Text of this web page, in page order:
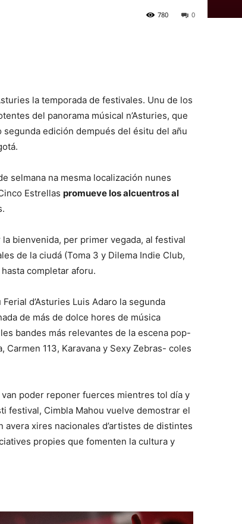
0
780
la temporada de festivales. Unu de los
del panorama músical n’Asturies, que
segunda edición dempués del ésitu del añu
selmana na mesma localización nunes
Estrellas promueve los alcuentros al
bienvenida, per primer vegada, al festival
de la ciudá (Toma 3 y Dilema Indie Club,
completar aforu.
d’Asturies Luis Adaro la segunda
de más de dolce hores de música
bandes más relevantes de la escena pop-
Carmen 113, Karavana y Sexy Zebras- coles
poder reponer fuerces mientres tol día y
festival, Cimbla Mahou vuelve demostrar el
avera xires nacionales d’artistes de distintes
propies que fomenten la cultura y